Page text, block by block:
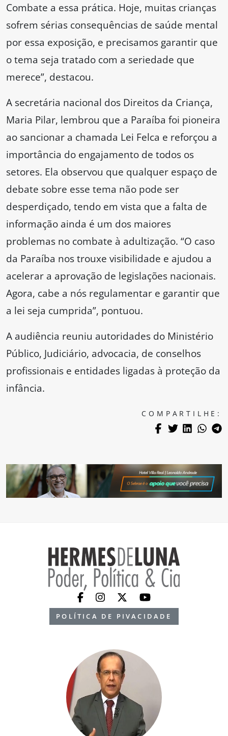
Combate a essa prática. Hoje, muitas crianças
sofrem sérias consequências de saúde mental
por essa exposição, e precisamos garantir que
o tema seja tratado com a seriedade que
merece”, destacou.
A secretária nacional dos Direitos da Criança,
Maria Pilar, lembrou que a Paraíba foi pioneira
ao sancionar a chamada Lei Felca e reforçou a
importância do engajamento de todos os
setores. Ela observou que qualquer espaço de
debate sobre esse tema não pode ser
desperdiçado, tendo em vista que a falta de
informação ainda é um dos maiores
problemas no combate à adultização. “O caso
da Paraíba nos trouxe visibilidade e ajudou a
acelerar a aprovação de legislações nacionais.
Agora, cabe a nós regulamentar e garantir que
a lei seja cumprida”, pontuou.
A audiência reuniu autoridades do Ministério
Público, Judiciário, advocacia, de conselhos
profissionais e entidades ligadas à proteção da
infância.
COMPARTILHE:
POLÍTICA DE PIVACIDADE